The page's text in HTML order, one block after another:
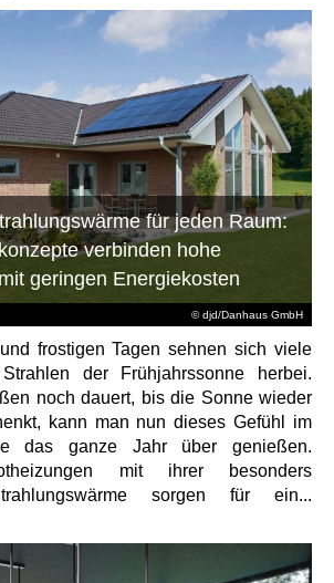
© djd/Danhaus GmbH
für jeden Raum:
verbinden hohe
geringen Energiekosten
frostigen Tagen sehnen sich viele
der Frühjahrssonne herbei.
noch dauert, bis die Sonne wieder
kann man nun dieses Gefühl im
das ganze Jahr über genießen.
mit ihrer besonders
sorgen für ein...